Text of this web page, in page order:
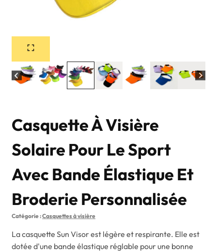
Casquette À Visière
Solaire Pour Le Sport
Avec Bande Élastique Et
Broderie Personnalisée
Catégorie :Casquettes à visière
La casquette Sun Visor est légère et respirante. Elle est
dotée d'une bande élastique réglable pour une bonne